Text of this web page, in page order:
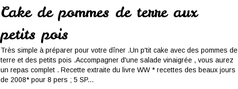
Cake de pommes de terre aux
petits pois
Très simple à préparer pour votre dîner .Un p'tit cake avec des pommes de
terre et des petits pois .Accompagner d'une salade vinaigrée , vous aurez
un repas complet . Recette extraite du livre WW * recettes des beaux jours
de 2008* pour 8 pers ; 5 SP...